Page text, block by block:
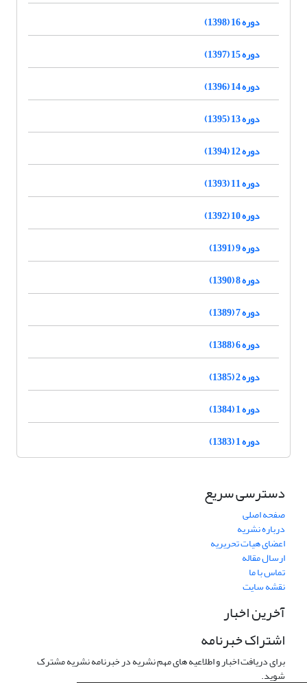
دوره 16 (1398)
دوره 15 (1397)
دوره 14 (1396)
دوره 13 (1395)
دوره 12 (1394)
دوره 11 (1393)
دوره 10 (1392)
دوره 9 (1391)
دوره 8 (1390)
دوره 7 (1389)
دوره 6 (1388)
دوره 2 (1385)
دوره 1 (1384)
دوره 1 (1383)
دسترسی سریع
صفحه اصلی
درباره نشریه
اعضای هیات تحریریه
ارسال مقاله
تماس با ما
نقشه سایت
آخرین اخبار
اشتراک خبرنامه
برای دریافت اخبار و اطلاعیه های مهم نشریه در خبرنامه نشریه مشترک
شوید.